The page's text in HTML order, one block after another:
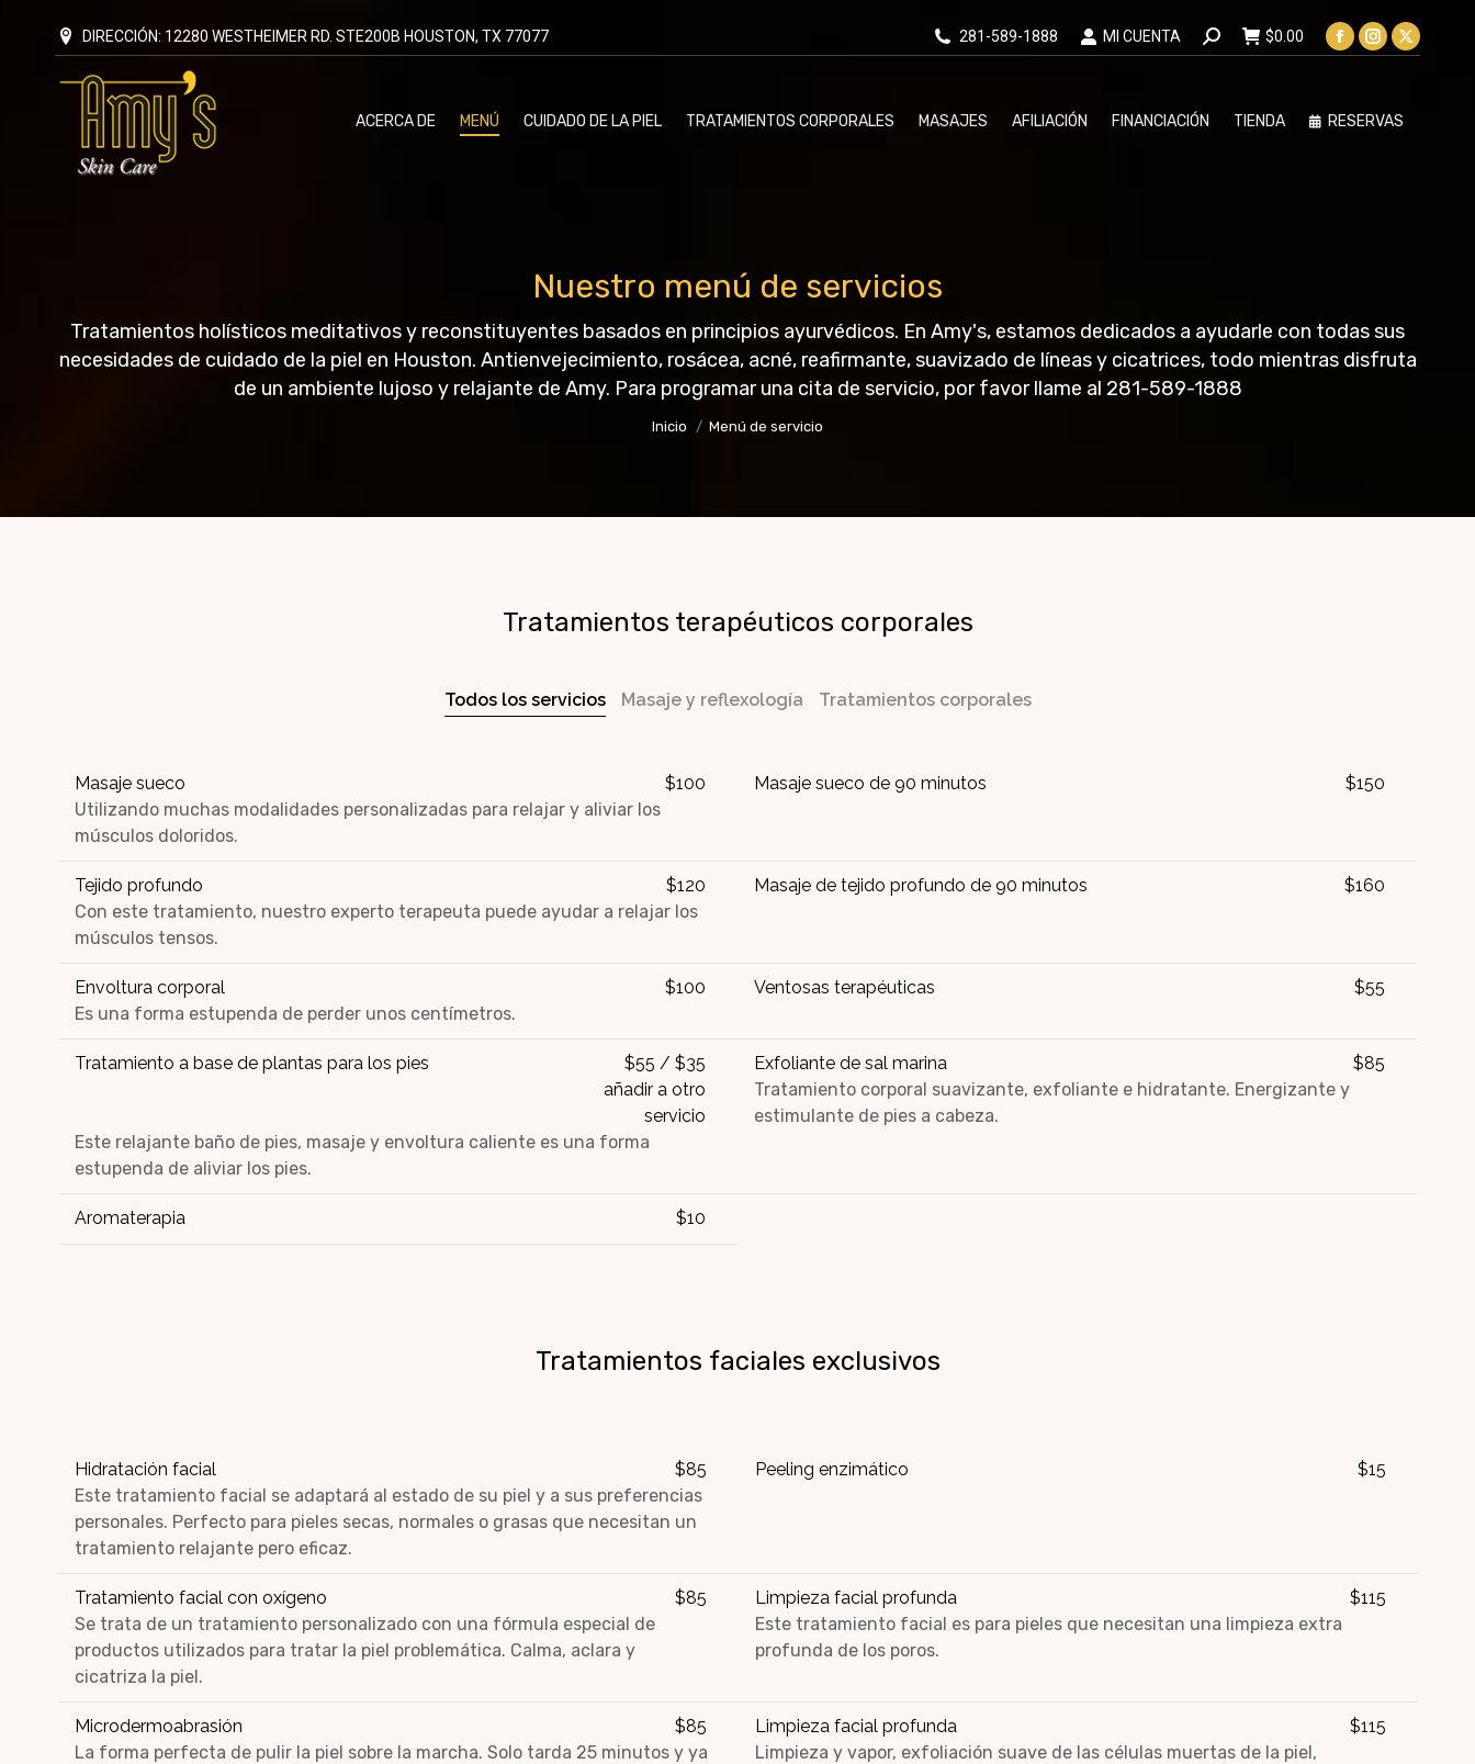
DIRECCIÓN: 12280 WESTHEIMER RD. STE200B HOUSTON, TX 77077 281-589-1888 MI CUENTA BUSCA: $0.00
La
La
La
ACERCA DE MENÚ CUIDADO DE LA PIEL TRATAMIENTOS CORPORALES MASAJES AFILIACIÓN FINANCIACIÓN TIENDA RESERVAS
Nuestro menú de servicios
Tratamientos holísticos meditativos y reconstituyentes basados en principios ayurvédicos. En Amy's, estamos dedicados a ayudarle con todas sus
necesidades de cuidado de la piel en Houston. Antienvejecimiento, rosácea, acné, reafirmante, suavizado de líneas y cicatrices, todo mientras disfruta
de un ambiente lujoso y relajante de Amy. Para programar una cita de servicio, por favor llame al 281-589-1888
Se encuentra usted aquí:
Inicio Menú de servicio
Tratamientos terapéuticos corporales
Todos los servicios Masaje y reflexología Tratamientos corporales
Masaje sueco
$100
Utilizando muchas modalidades personalizadas para relajar y aliviar los
músculos doloridos.
Masaje sueco de 90 minutos $150
Tejido profundo
$120
Con este tratamiento, nuestro experto terapeuta puede ayudar a relajar los
músculos tensos.
Masaje de tejido profundo de 90 minutos $160
Envoltura corporal
$100
Es una forma estupenda de perder unos centímetros.
Ventosas terapéuticas $55
Tratamiento a base de plantas para los pies
$55 / $35
añadir a otro
servicio
Este relajante baño de pies, masaje y envoltura caliente es una forma
estupenda de aliviar los pies.
Exfoliante de sal marina
$85
Tratamiento corporal suavizante, exfoliante e hidratante. Energizante y
estimulante de pies a cabeza.
Aromaterapia $10
Tratamientos faciales exclusivos
Hidratación facial
$85
Este tratamiento facial se adaptará al estado de su piel y a sus preferencias
personales. Perfecto para pieles secas, normales o grasas que necesitan un
tratamiento relajante pero eficaz.
Peeling enzimático $15
Tratamiento facial con oxígeno
$85
Se trata de un tratamiento personalizado con una fórmula especial de
productos utilizados para tratar la piel problemática. Calma, aclara y
cicatriza la piel.
Limpieza facial profunda
$115
Este tratamiento facial es para pieles que necesitan una limpieza extra
profunda de los poros.
Microdermoabrasión
$85
La forma perfecta de pulir la piel sobre la marcha. Solo tarda 25 minutos y ya
Limpieza facial profunda
$115
Limpieza y vapor, exfoliación suave de las células muertas de la piel,